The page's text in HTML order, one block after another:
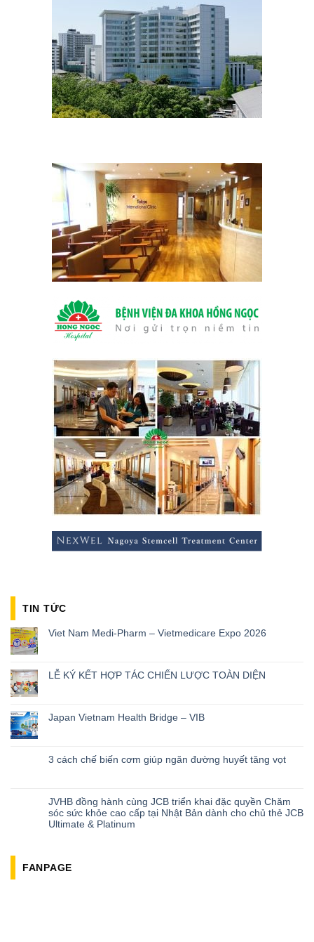
TIN TỨC
Viet Nam Medi-Pharm – Vietmedicare Expo 2026
LỄ KÝ KẾT HỢP TÁC CHIẾN LƯỢC TOÀN DIỆN
Japan Vietnam Health Bridge – VIB
3 cách chế biến cơm giúp ngăn đường huyết tăng vọt
JVHB đồng hành cùng JCB triển khai đặc quyền Chăm
sóc sức khỏe cao cấp tại Nhật Bản dành cho chủ thẻ JCB
Ultimate & Platinum
FANPAGE